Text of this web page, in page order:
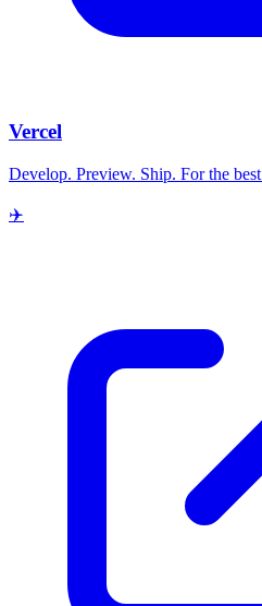
Vercel
Develop. Preview. Ship. For the
✈️